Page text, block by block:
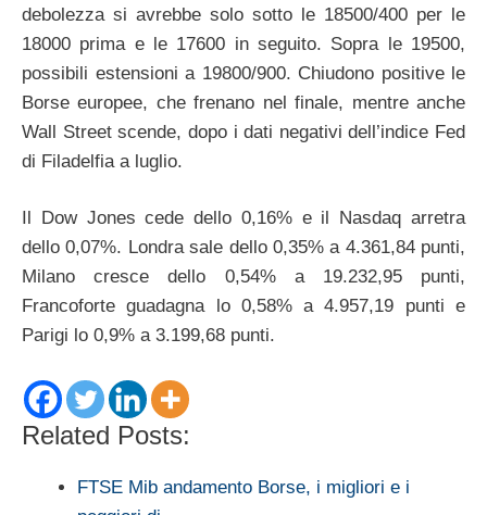
debolezza si avrebbe solo sotto le 18500/400 per le
18000 prima e le 17600 in seguito. Sopra le 19500,
possibili estensioni a 19800/900. Chiudono positive le
Borse europee, che frenano nel finale, mentre anche
Wall Street scende, dopo i dati negativi dell’indice Fed
di Filadelfia a luglio.
Il Dow Jones cede dello 0,16% e il Nasdaq arretra
dello 0,07%. Londra sale dello 0,35% a 4.361,84 punti,
Milano cresce dello 0,54% a 19.232,95 punti,
Francoforte guadagna lo 0,58% a 4.957,19 punti e
Parigi lo 0,9% a 3.199,68 punti.
Related Posts:
FTSE Mib andamento Borse, i migliori e i